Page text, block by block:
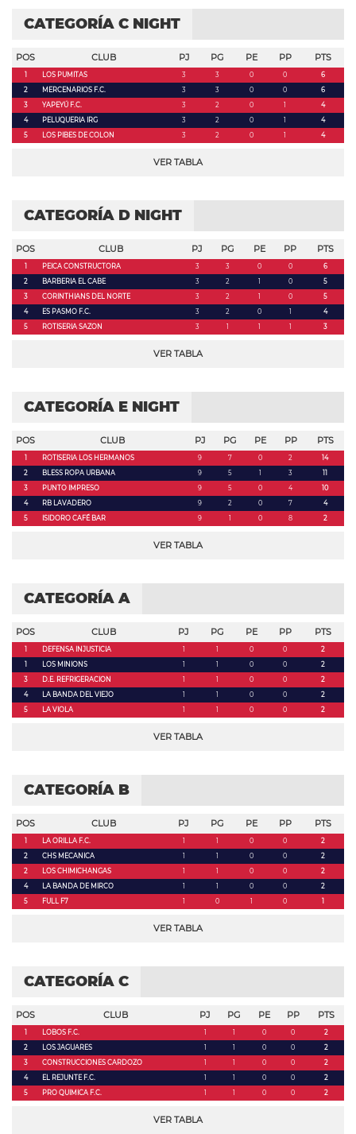
CATEGORÍA C NIGHT
POS CLUB PJ PG PE PP PTS
1 LOS PUMITAS 3 3 0 0
6
2
MERCENARIOS F.C. 3 3 0 0
6
3
YAPEYÚ F.C. 3 2 0 1
4
4
PELUQUERIA IRG 3 2 0 1
4
5
LOS PIBES DE COLON 3 2 0 1 4
VER TABLA
CATEGORÍA D NIGHT
POS CLUB PJ PG PE PP PTS
1 PEICA CONSTRUCTORA 3 3 0 0
6
2
BARBERIA EL CABE 3 2 1 0
5
3
CORINTHIANS DEL NORTE 3 2 1 0
5
4
ES PASMO F.C. 3 2 0 1
4
5
ROTISERIA SAZON 3 1 1 1 3
VER TABLA
CATEGORÍA E NIGHT
POS CLUB PJ PG PE PP PTS
1 ROTISERIA LOS HERMANOS 9 7 0 2
14
2
BLESS ROPA URBANA 9 5 1 3
11
3
PUNTO IMPRESO 9 5 0 4
10
4
RB LAVADERO 9 2 0 7
4
5
ISIDORO CAFÉ BAR 9 1 0 8 2
VER TABLA
CATEGORÍA A
POS CLUB PJ PG PE PP PTS
1 DEFENSA INJUSTICIA 1 1 0 0
2
1
LOS MINIONS 1 1 0 0
2
3
D.E. REFRIGERACION 1 1 0 0
2
4
LA BANDA DEL VIEJO 1 1 0 0
2
5
LA VIOLA 1 1 0 0 2
VER TABLA
CATEGORÍA B
POS CLUB PJ PG PE PP PTS
1 LA ORILLA F.C. 1 1 0 0
2
2
CHS MECANICA 1 1 0 0
2
2
LOS CHIMICHANGAS 1 1 0 0
2
4
LA BANDA DE MIRCO 1 1 0 0
2
5
FULL F7 1 0 1 0 1
VER TABLA
CATEGORÍA C
POS CLUB PJ PG PE PP PTS
1 LOBOS F.C. 1 1 0 0
2
2
LOS JAGUARES 1 1 0 0
2
3
CONSTRUCCIONES CARDOZO 1 1 0 0
2
4
EL REJUNTE F.C. 1 1 0 0
2
5
PRO QUIMICA F.C. 1 1 0 0 2
VER TABLA